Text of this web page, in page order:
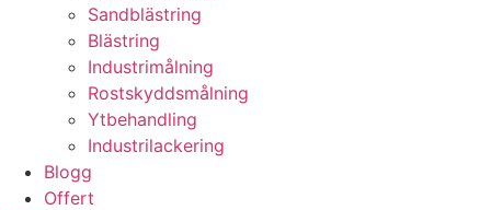
Sandblästring
Blästring
Industrimålning
Rostskyddsmålning
Ytbehandling
Industrilackering
Blogg
Offert